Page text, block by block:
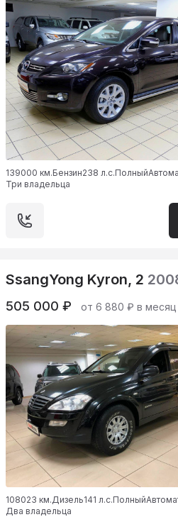
139000 км.Бензин238 л.с.Полный
Три владельца
SsangYong Kyron, 2
505 000 ₽ от 6 880 ₽ в месяц
108023 км.Дизель141 л.с.Полный
Два владельца